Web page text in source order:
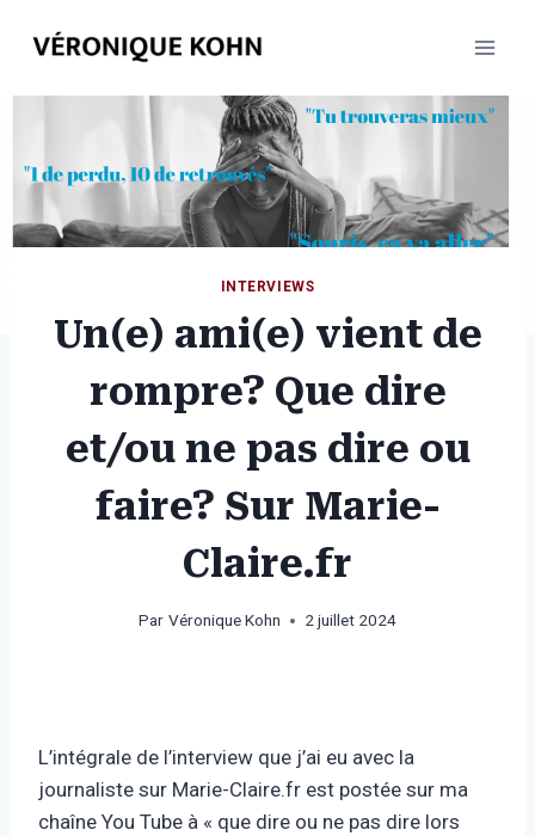
INTERVIEWS
Un(e) ami(e) vient de
rompre? Que dire
et/ou ne pas dire ou
faire? Sur Marie-
Claire.fr
Par Véronique Kohn 2 juillet 2024
L’intégrale de l’interview que j’ai eu avec la
journaliste sur Marie-Claire.fr est postée sur ma
chaîne You Tube à « que dire ou ne pas dire lors